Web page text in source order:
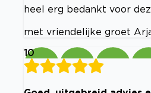
heel erg bedankt voor
met vriendelijke groet
10